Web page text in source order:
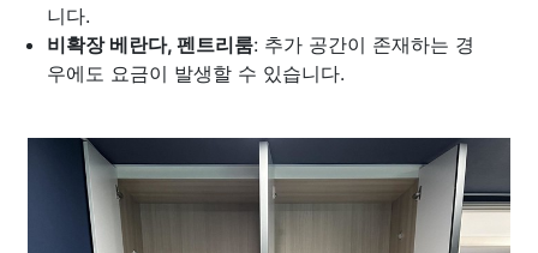
니다.
비확장 베란다, 펜트리룸: 추가 공간이 존재하는 경
우에도 요금이 발생할 수 있습니다.